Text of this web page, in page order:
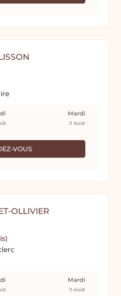
VOUS
Mardi
11 Août
OLLIVIER
Mardi
11 Août